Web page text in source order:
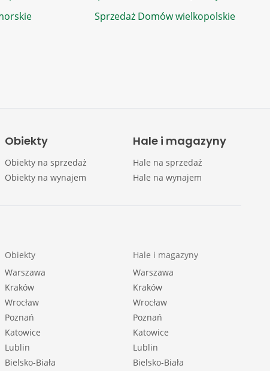
Sprzedaż Domów wielkopolskie
Obiekty
Obiekty na sprzedaż
Obiekty na wynajem
Hale i magazyny
Hale na sprzedaż
Hale na wynajem
Obiekty
Warszawa
Kraków
Wrocław
Poznań
Katowice
Lublin
Bielsko-Biała
Hale i magazyny
Warszawa
Kraków
Wrocław
Poznań
Katowice
Lublin
Bielsko-Biała